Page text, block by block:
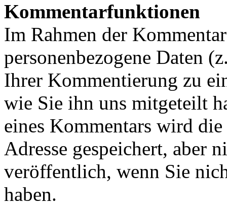
Kommentarfunktionen
Im Rahmen der
personenbezogene Daten
Ihrer Kommentierung zu
wie Sie ihn uns mitgeteilt
eines Kommentars wird
Adresse gespeichert, aber
veröffentlich, wenn Sie
haben.